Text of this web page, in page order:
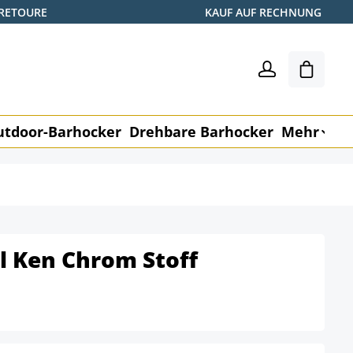
KAUF AUF RECHNUNG
Barhocker Drehbare Barhocker Mehr
Ken Chrom Stoff